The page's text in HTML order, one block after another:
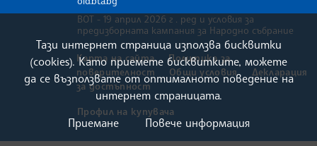
ВОТ - 19 април 2026 г . ред и условия за
предизборната кампания за Народно събрание
Карта на сайта
Политика за
поверителност
Общи условия
Декларация
за достъпност
Профил на купувача
Тази интернет страница използва бисквитки
(cookies). Като приемете бисквитките, можете
да се възползвате от оптималното поведение на
интернет страницата.
Приемане
Повече информация